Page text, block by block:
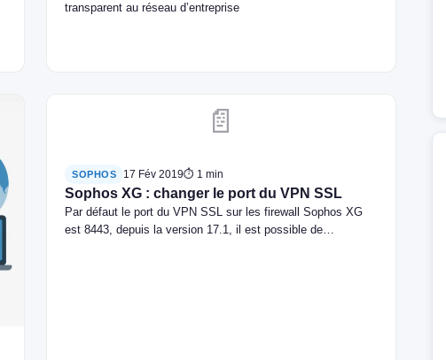
transparent au réseau d’entreprise
📄
SOPHOS 17 Fév 2019⏱ 1 min
Sophos XG : changer le port du VPN SSL
Par défaut le port du VPN SSL sur les firewall Sophos XG
est 8443, depuis la version 17.1, il est possible de…